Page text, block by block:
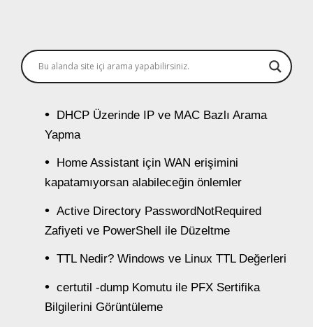
DHCP Üzerinde IP ve MAC Bazlı Arama
Yapma
Home Assistant için WAN erişimini
kapatamıyorsan alabileceğin önlemler
Active Directory PasswordNotRequired
Zafiyeti ve PowerShell ile Düzeltme
TTL Nedir? Windows ve Linux TTL Değerleri
certutil -dump Komutu ile PFX Sertifika
Bilgilerini Görüntüleme